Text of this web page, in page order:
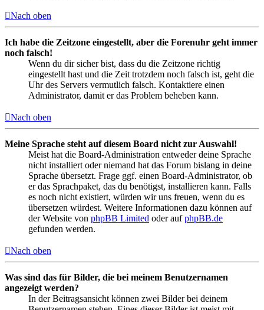
Nach oben
Ich habe die Zeitzone eingestellt, aber die Forenuhr geht immer
noch falsch!
Wenn du dir sicher bist, dass du die Zeitzone richtig
eingestellt hast und die Zeit trotzdem noch falsch ist, geht die
Uhr des Servers vermutlich falsch. Kontaktiere einen
Administrator, damit er das Problem beheben kann.
Nach oben
Meine Sprache steht auf diesem Board nicht zur Auswahl!
Meist hat die Board-Administration entweder deine Sprache
nicht installiert oder niemand hat das Forum bislang in deine
Sprache übersetzt. Frage ggf. einen Board-Administrator, ob
er das Sprachpaket, das du benötigst, installieren kann. Falls
es noch nicht existiert, würden wir uns freuen, wenn du es
übersetzen würdest. Weitere Informationen dazu können auf
der Website von phpBB Limited oder aufphpBB.de
gefunden werden.
Nach oben
Was sind das für Bilder, die bei meinem Benutzernamen
angezeigt werden?
In der Beitragsansicht können zwei Bilder bei deinem